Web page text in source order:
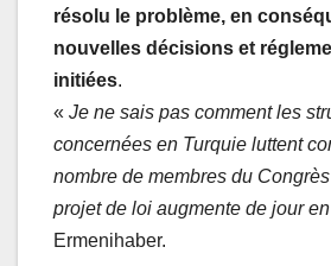
résolu le problème, en
nouvelles décisions et
initiées.
« Je ne sais pas comment les
concernées en Turquie luttent
nombre de membres du
projet de loi augmente de jour
Ermenihaber.